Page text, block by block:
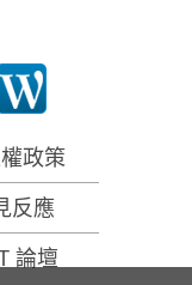
functional
Won't Boot
Mac Computer
Mac system disk
政策
反應
論壇